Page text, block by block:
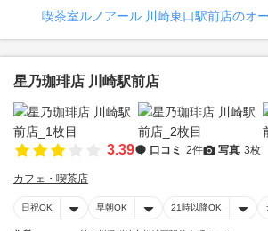
喫茶室ルノアール 川崎東口駅前店のオ
星乃珈琲店 川崎駅前店
3.39 口コミ 2件 写真 3枚
カフェ・喫茶店
日祝OK 早朝OK 21時以降OK